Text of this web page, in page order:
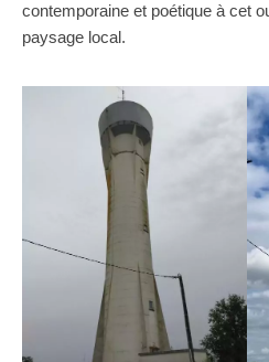
contemporaine et poétique à cet
paysage local.